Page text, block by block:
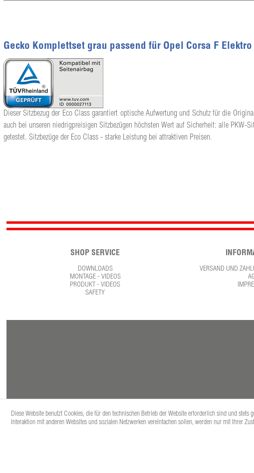
Gecko Komplettset grau passend für Opel Corsa F
Dieser Sitzbezug der Eco Class garantiert optische Aufwertung und Schutz für die
auch bei unseren niedrigpreisigen Sitzbezügen höchsten Wert auf Sicherheit: alle
getestet. Sitzbezüge der Eco Class - starke Leistung bei attraktiven Preisen.
SHOP SERVICE
DOWNLOADS
MONTAGE - VIDEOS
PRODUKT - VIDEOS
SAFETY
VERSAND UND
Diese Website benutzt Cookies, die für den technischen Betrieb der Website erforderlich sind und
Interaktion mit anderen Websites und sozialen Netzwerken vereinfachen sollen, werden nur mit Ihrer